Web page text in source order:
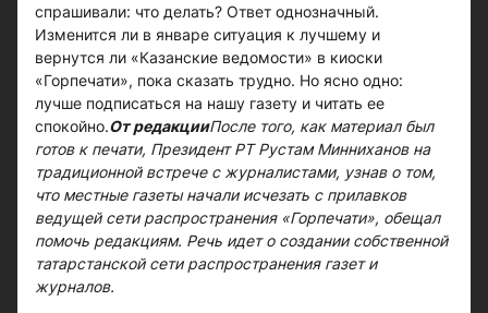
спрашивали: что делать? Ответ однозначный.
Изменится ли в январе ситуация к лучшему и
вернутся ли «Казанские ведомости» в киоски
«Горпечати», пока сказать трудно. Но ясно одно:
лучше подписаться на нашу газету и читать ее
спокойно.От редакцииПосле того, как материал был
готов к печати, Президент РТ Рустам Минниханов на
традиционной встрече с журналистами, узнав о том,
что местные газеты начали исчезать с прилавков
ведущей сети распространения «Горпечати», обещал
помочь редакциям. Речь идет о создании собственной
татарстанской сети распространения газет и
журналов.